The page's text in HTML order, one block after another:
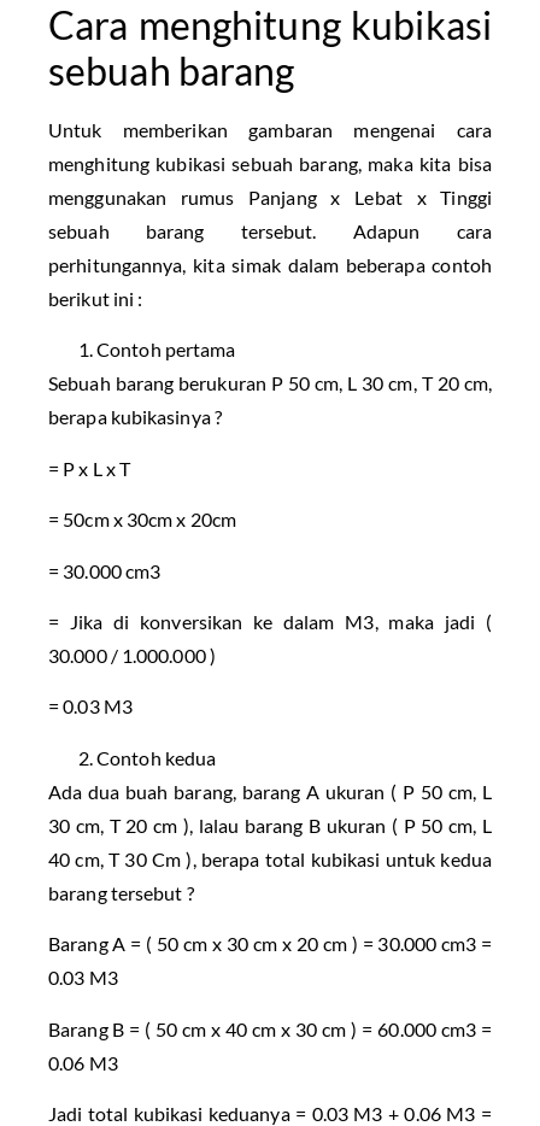
Cara menghitung kubikasi
sebuah barang
Untuk memberikan gambaran mengenai cara
menghitung kubikasi sebuah barang, maka kita bisa
menggunakan rumus Panjang x Lebat x Tinggi
sebuah barang tersebut. Adapun cara
perhitungannya, kita simak dalam beberapa contoh
berikut ini :
Contoh pertama
Sebuah barang berukuran P 50 cm, L 30 cm, T 20 cm,
berapa kubikasinya ?
= P x L x T
= 50cm x 30cm x 20cm
= 30.000 cm3
= Jika di konversikan ke dalam M3, maka jadi (
30.000 / 1.000.000 )
= 0.03 M3
Contoh kedua
Ada dua buah barang, barang A ukuran ( P 50 cm, L
30 cm, T 20 cm ), lalau barang B ukuran ( P 50 cm, L
40 cm, T 30 Cm ), berapa total kubikasi untuk kedua
barang tersebut ?
Barang A = ( 50 cm x 30 cm x 20 cm ) = 30.000 cm3 =
0.03 M3
Barang B = ( 50 cm x 40 cm x 30 cm ) = 60.000 cm3 =
0.06 M3
Jadi total kubikasi keduanya = 0.03 M3 + 0.06 M3 =